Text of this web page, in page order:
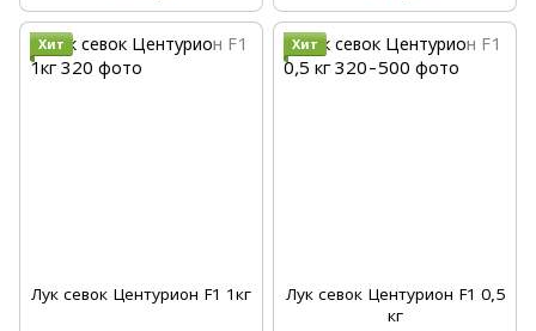
Хит
Лук севок Центурион F1 1кг
Хит
Лук севок Центурион F1 0,5
кг